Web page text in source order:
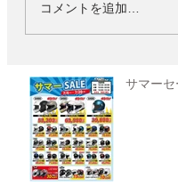
コメントを追加…
サマーセ